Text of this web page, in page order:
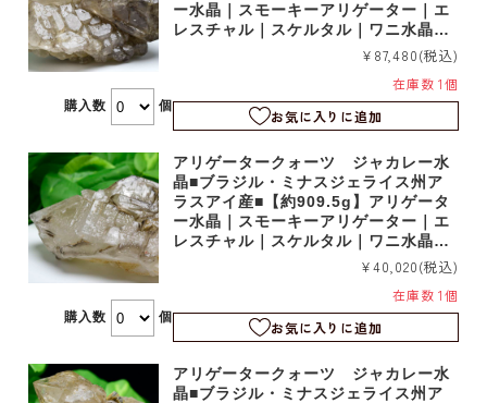
ー水晶｜スモーキーアリゲーター｜エ
レスチャル｜スケルタル｜ワニ水晶｜r
¥87,480(税込)
在庫数 1個
お気に入りに追加
購入数 個
アリゲータークォーツ ジャカレー水
晶■ブラジル・ミナスジェライス州ア
ラスアイ産■【約909.5g】アリゲータ
ー水晶｜スモーキーアリゲーター｜エ
レスチャル｜スケルタル｜ワニ水晶｜r
¥40,020(税込)
在庫数 1個
お気に入りに追加
購入数 個
アリゲータークォーツ ジャカレー水
晶■ブラジル・ミナスジェライス州ア